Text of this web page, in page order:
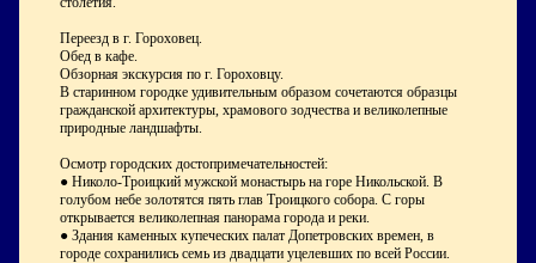
Переезд в г. Гороховец.
Обед в кафе.
Обзорная экскурсия по г. Гороховцу.
В старинном городке удивительным образом сочетаются образцы
гражданской архитектуры, храмового зодчества и великолепные
природные ландшафты.
Осмотр городских достопримечательностей:
● Николо-Троицкий мужской монастырь на горе Никольской. В
голубом небе золотятся пять глав Троицкого собора. С горы
открывается великолепная панорама города и реки.
● Здания каменных купеческих палат Допетровских времен, в
городе сохранились семь из двадцати уцелевших по всей России.